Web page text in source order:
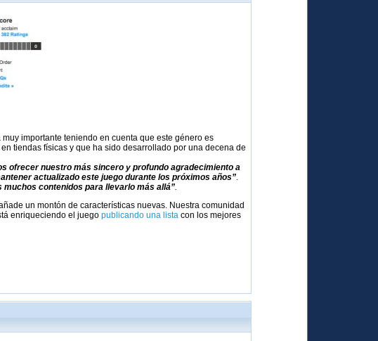
importante teniendo en cuenta que este género es
tiendas físicas y que ha sido desarrollado por una decena de
ofrecer nuestro más sincero y profundo agradecimiento a
actualizado este juego durante los próximos años”.
contenidos para llevarlo más allá”.
un montón de características nuevas. Nuestra comunidad
enriqueciendo el juegopublicando una lista con los mejores